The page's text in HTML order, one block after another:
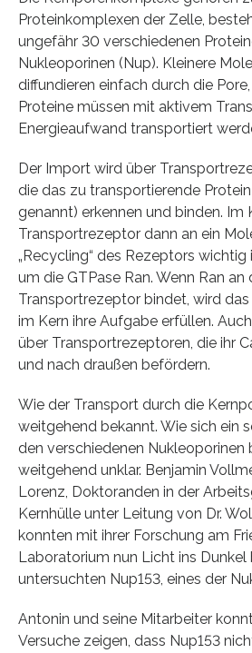
Proteinkomplexen der Zelle,
ungefähr 30 verschiedenen
Nukleoporinen (Nup). Kleinere
diffundieren einfach durch die
Proteine müssen mit aktivem
Energieaufwand transportiert
Der Import wird über
die das zu transportierende
genannt) erkennen und binden. Im
Transportrezeptor dann an ein
„Recycling“ des Rezeptors wichtig
um die GTPase Ran. Wenn Ran an
Transportrezeptor bindet, wird
im Kern ihre Aufgabe erfüllen.
über Transportrezeptoren, die ihr
und nach draußen befördern.
Wie der Transport durch die
weitgehend bekannt. Wie sich ein
den verschiedenen Nukleoporinen
weitgehend unklar. Benjamin
Lorenz, Doktoranden in der
Kernhülle unter Leitung von Dr.
konnten mit ihrer Forschung am
Laboratorium nun Licht ins Dunkel
untersuchten Nup153, eines der
Antonin und seine Mitarbeiter
Versuche zeigen, dass Nup153